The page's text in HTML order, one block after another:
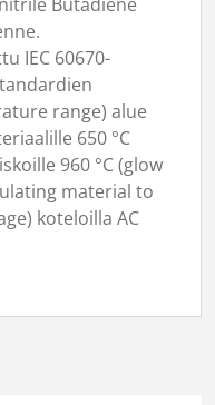
IEC 60670-
range) alue
650 °C
960 °C (glow
material to
koteloilla AC